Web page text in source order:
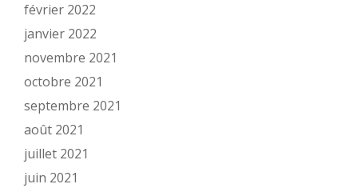
février 2022
janvier 2022
novembre 2021
octobre 2021
septembre 2021
août 2021
juillet 2021
juin 2021